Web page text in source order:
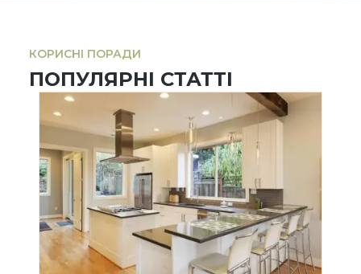
КОРИСНІ ПОРАДИ
ПОПУЛЯРНІ СТАТТІ